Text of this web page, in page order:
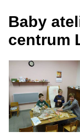
Baby
centrum